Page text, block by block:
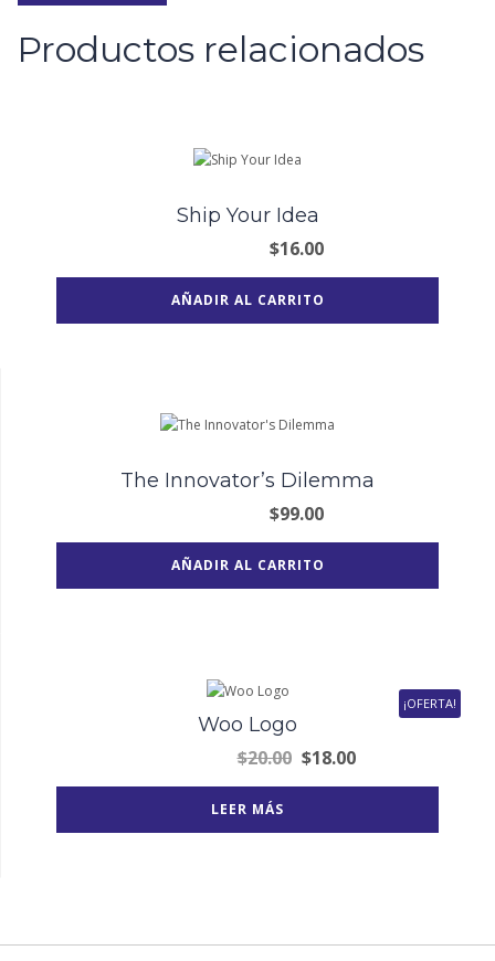
Productos relacionados
Ship Your Idea
$16.00
AÑADIR AL CARRITO
The Innovator’s Dilemma
$99.00
AÑADIR AL CARRITO
¡OFERTA!
Woo Logo
$20.00 El
precio
era:
$18.00El
precio
es:
LEER MÁS